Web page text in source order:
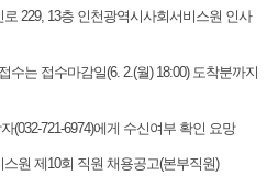
229, 13층 인천광역시사회서비스원 인사
는 접수마감일(6. 2.(월) 18:00) 도착분까지
721-6974)에게 수신여부 확인 요망
원 제10회 직원 채용공고(본부직원)